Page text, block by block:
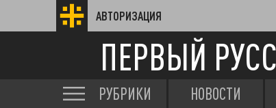
АВТОРИЗАЦИЯ
ПЕРВЫЙ
РУБРИКИ НОВОСТИ